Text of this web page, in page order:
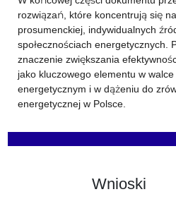
rozwiązań, które koncentrują się
prosumenckiej, indywidualnych
społecznościach energetycznych.
znaczenie zwiększania
jako kluczowego elementu w
energetycznym i w dążeniu do
energetycznej w Polsce.
Wnioski